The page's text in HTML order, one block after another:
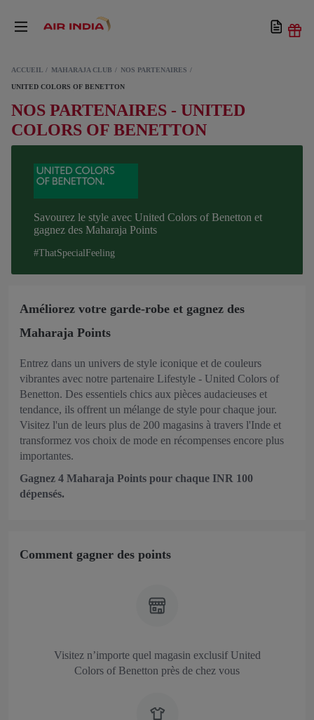
ACCUEIL MAHARAJA CLUB NOS PARTENAIRES
UNITED COLORS OF BENETTON
NOS PARTENAIRES - UNITED
COLORS OF BENETTON
Savourez le style avec United Colors of Benetton et
gagnez des Maharaja Points
#ThatSpecialFeeling
Améliorez votre garde-robe et gagnez des
Maharaja Points
Entrez dans un univers de style iconique et de couleurs
vibrantes avec notre partenaire Lifestyle - United Colors of
Benetton. Des essentiels chics aux pièces audacieuses et
tendance, ils offrent un mélange de style pour chaque jour.
Visitez l'un de leurs plus de 200 magasins à travers l'Inde et
transformez vos choix de mode en récompenses encore plus
importantes.
Gagnez 4 Maharaja Points pour chaque INR 100
dépensés.
Comment gagner des points
Visitez n’importe quel magasin exclusif United
Colors of Benetton près de chez vous